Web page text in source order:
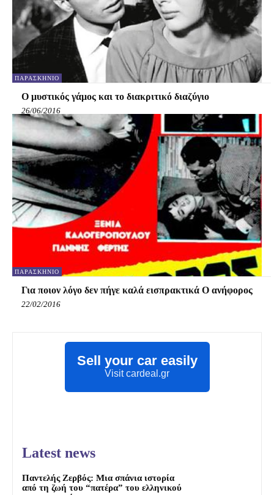
ΠΑΡΑΣΚΉΝΙΟ
Ο μυστικός γάμος και το διακριτικό διαζύγιο
26/06/2016
ΠΑΡΑΣΚΉΝΙΟ
Για ποιον λόγο δεν πήγε καλά εισπρακτικά Ο ανήφορος
22/02/2016
Sell your car easily
Visit cardeal.gr
Latest news
Παντελής Ζερβός: Μια σπάνια ιστορία
από τη ζωή του “πατέρα” του ελληνικού